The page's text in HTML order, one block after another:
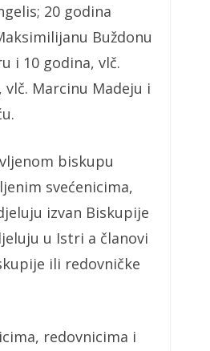
20 godina
Buždonu
i 10 godina, vlč.
vlč. Marcinu Madeju i
biskupu
svećenicima,
izvan Biskupije
u Istri a članovi
ili redovničke
redovnicima i